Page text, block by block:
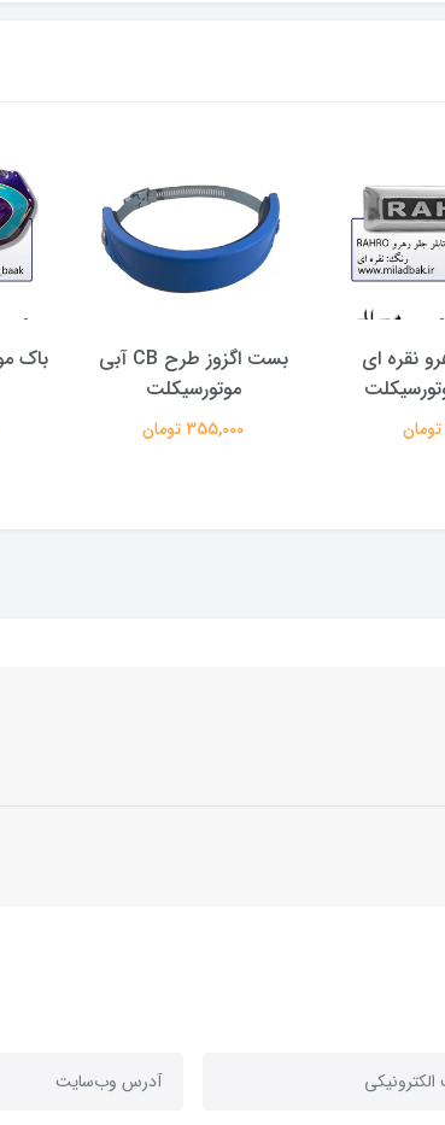
نقره ای
بست اگزوز طرح CB آبی
موتورسیکلت
355,000 تومان